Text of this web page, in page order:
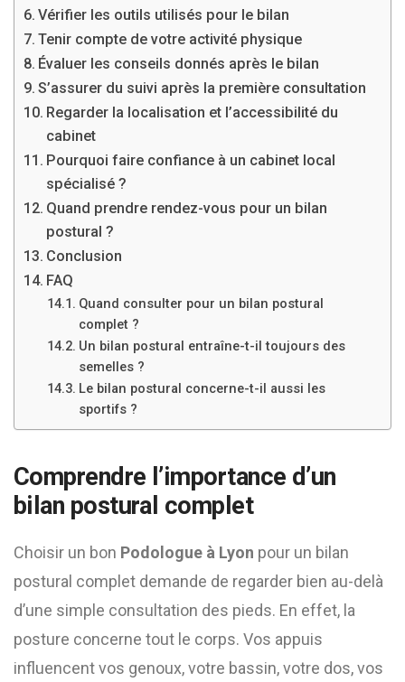
Vérifier les outils utilisés pour le bilan
Tenir compte de votre activité physique
Évaluer les conseils donnés après le bilan
S’assurer du suivi après la première consultation
Regarder la localisation et l’accessibilité du
cabinet
Pourquoi faire confiance à un cabinet local
spécialisé ?
Quand prendre rendez-vous pour un bilan
postural ?
Conclusion
FAQ
Quand consulter pour un bilan postural
complet ?
Un bilan postural entraîne-t-il toujours des
semelles ?
Le bilan postural concerne-t-il aussi les
sportifs ?
Comprendre l’importance d’un
bilan postural complet
Choisir un bon Podologue à Lyon pour un bilan
postural complet demande de regarder bien au-delà
d’une simple consultation des pieds. En effet, la
posture concerne tout le corps. Vos appuis
influencent vos genoux, votre bassin, votre dos, vos